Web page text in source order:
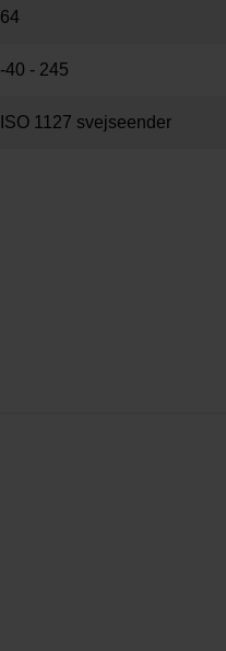
64
-40 - 245
ISO 1127 svejseender